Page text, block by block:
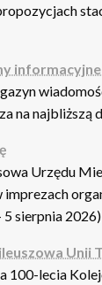
na najbliższą
Urzędu
imprezach
5 sierpnia 2026)
Unii
100-lecia